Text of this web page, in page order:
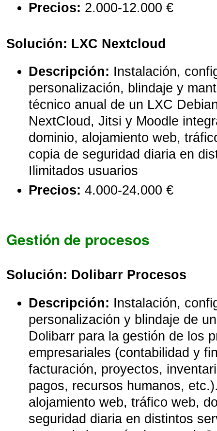
Precios: 2.000-12.000 €
Solución: LXC Nextcloud
Descripción: Instalación,
personalización, blindaje y
técnico anual de un LXC
NextCloud, Jitsi y Moodle
dominio, alojamiento web,
copia de seguridad diaria en
Ilimitados usuarios
Precios: 4.000-24.000 €
Gestión de procesos
Solución: Dolibarr Procesos
Descripción: Instalación,
personalización y blindaje de
Dolibarr para la gestión de los
empresariales (contabilidad y
facturación, proyectos,
pagos, recursos humanos,
alojamiento web, tráfico web,
seguridad diaria en distintos